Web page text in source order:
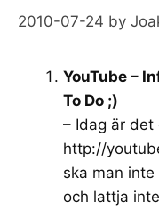
2010-07-24 by
YouTube –
To Do ;)
– Idag är det
http://
ska man
och lattja